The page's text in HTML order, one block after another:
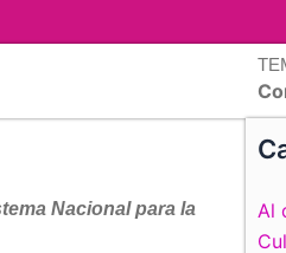
Nacional para la
Al